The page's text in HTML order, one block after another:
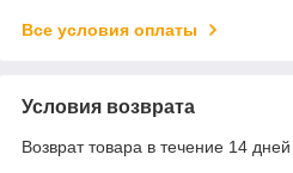
Все условия оплаты
Условия возврата
Возврат товара в течение 14